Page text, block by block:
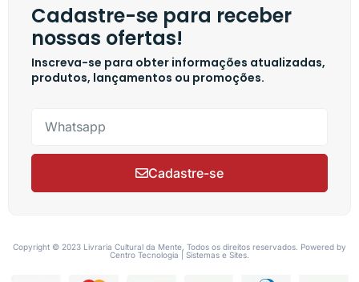
Cadastre-se para receber
nossas ofertas!
Inscreva-se para obter informações atualizadas,
produtos, lançamentos ou promoções.
Cadastre-se
Copyright © 2023 Livraria Cultural da Mente, Todos os direitos reservados. Powered by
Centro Tecnologia | Sistemas e Sites.